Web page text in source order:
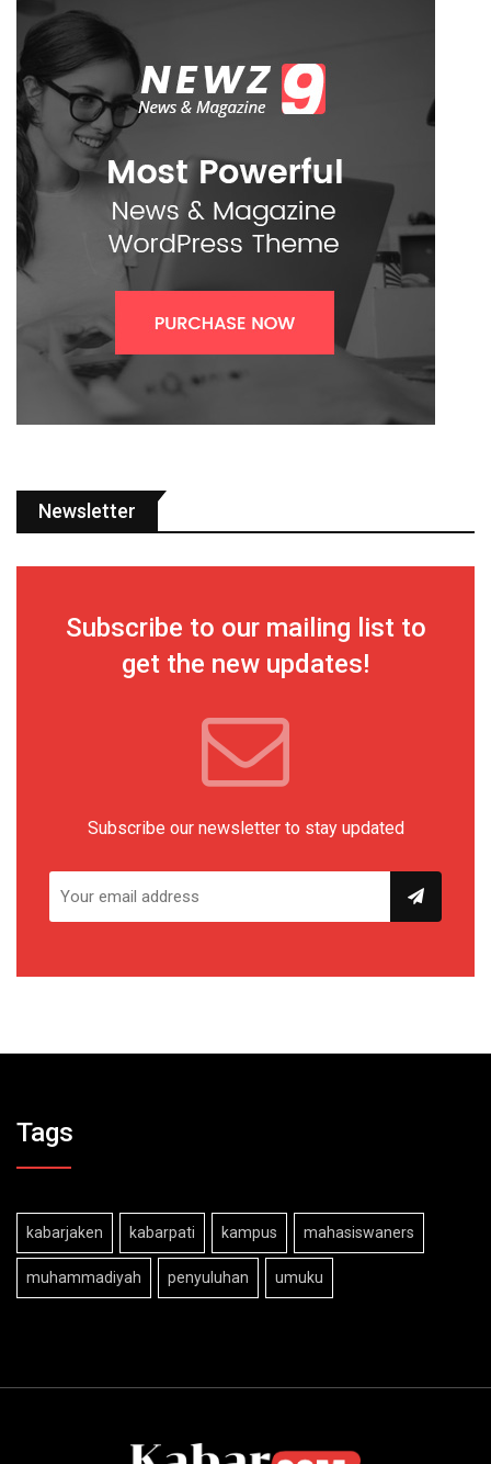
Newsletter
Subscribe to our mailing list to
get the new updates!
Subscribe our newsletter to stay updated
Tags
kabarjaken kabarpati kampus mahasiswaners
muhammadiyah penyuluhan umuku